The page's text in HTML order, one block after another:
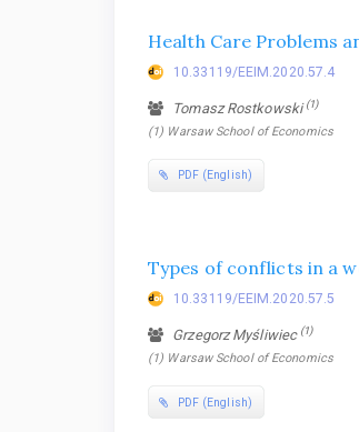
Health Care Problems
10.33119/EEIM.2020.57.4
Tomasz Rostkowski(1)
(1) Warsaw School of Economics
PDF (English)
Types of conflicts in a
10.33119/EEIM.2020.57.5
Grzegorz Myśliwiec (1)
(1) Warsaw School of Economics
PDF (English)